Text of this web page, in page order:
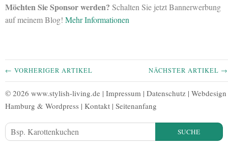
Möchten Sie Sponsor werden? Schalten Sie jetzt Bannerwerbung
auf meinem Blog! Mehr Informationen
← VORHERIGER ARTIKEL NÄCHSTER ARTIKEL →
© 2026 www.stylish-living.de | Impressum | Datenschutz | Webdesign
Hamburg & Wordpress | Kontakt | Seitenanfang
SUCHE